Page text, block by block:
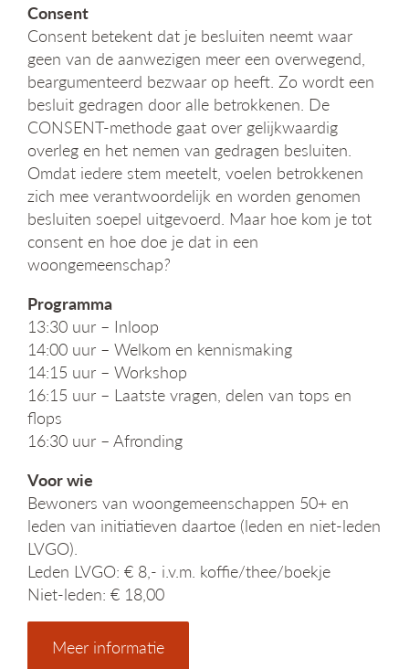
Consent
Consent betekent dat je besluiten neemt waar
geen van de aanwezigen meer een overwegend,
beargumenteerd bezwaar op heeft. Zo wordt een
besluit gedragen door alle betrokkenen. De
CONSENT-methode gaat over gelijkwaardig
overleg en het nemen van gedragen besluiten.
Omdat iedere stem meetelt, voelen betrokkenen
zich mee verantwoordelijk en worden genomen
besluiten soepel uitgevoerd. Maar hoe kom je tot
consent en hoe doe je dat in een
woongemeenschap?
Programma
13:30 uur – Inloop
14:00 uur – Welkom en kennismaking
14:15 uur – Workshop
16:15 uur – Laatste vragen, delen van tops en
flops
16:30 uur – Afronding
Voor wie
Bewoners van woongemeenschappen 50+ en
leden van initiatieven daartoe (leden en niet-leden
LVGO).
Leden LVGO: € 8,- i.v.m. koffie/thee/boekje
Niet-leden: € 18,00
Meer informatie